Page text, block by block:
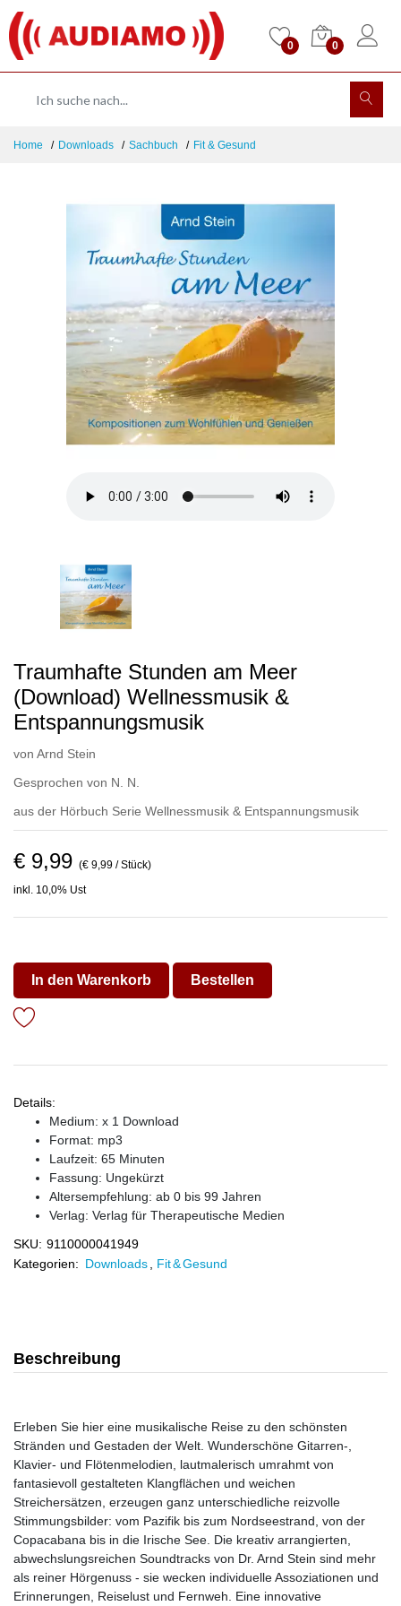
0 0
Home Downloads Sachbuch Fit & Gesund
Traumhafte Stunden am Meer
(Download) Wellnessmusik &
Entspannungsmusik
von Arnd Stein
Gesprochen von N. N.
aus der Hörbuch Serie Wellnessmusik & Entspannungsmusik
€ 9,99 (€ 9,99 / Stück)
inkl. 10,0% Ust
In den Warenkorb Bestellen
Details:
Medium: x 1 Download
Format: mp3
Laufzeit: 65 Minuten
Fassung: Ungekürzt
Altersempfehlung: ab 0 bis 99 Jahren
Verlag: Verlag für Therapeutische Medien
SKU: 9110000041949
Kategorien: Downloads Fit & Gesund
Beschreibung
Erleben Sie hier eine musikalische Reise zu den schönsten
Stränden und Gestaden der Welt. Wunderschöne Gitarren-,
Klavier- und Flötenmelodien, lautmalerisch umrahmt von
fantasievoll gestalteten Klangflächen und weichen
Streichersätzen, erzeugen ganz unterschiedliche reizvolle
Stimmungsbilder: vom Pazifik bis zum Nordseestrand, von der
Copacabana bis in die Irische See. Die kreativ arrangierten,
abwechslungsreichen Soundtracks von Dr. Arnd Stein sind mehr
als reiner Hörgenuss - sie wecken individuelle Assoziationen und
Erinnerungen, Reiselust und Fernweh. Eine innovative